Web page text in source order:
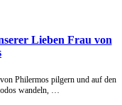
Lieben Frau von
Philermos pilgern und auf den
wandeln, …